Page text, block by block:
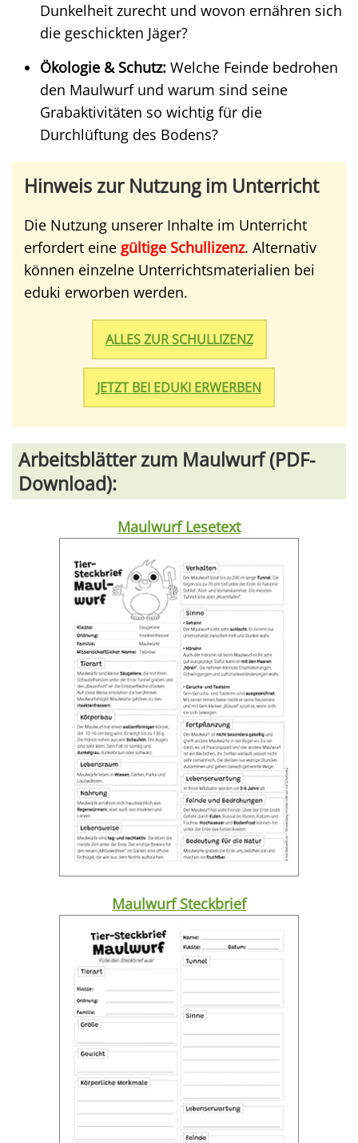
Dunkelheit zurecht und wovon ernähren sich
die geschickten Jäger?
Ökologie & Schutz: Welche Feinde bedrohen
den Maulwurf und warum sind seine
Grabaktivitäten so wichtig für die
Durchlüftung des Bodens?
Hinweis zur Nutzung im Unterricht
Die Nutzung unserer Inhalte im Unterricht
erfordert eine gültige Schullizenz. Alternativ
können einzelne Unterrichtsmaterialien bei
eduki erworben werden.
ALLES ZUR SCHULLIZENZ
JETZT BEI EDUKI ERWERBEN
Arbeitsblätter zum Maulwurf (PDF-
Download):
Maulwurf Lesetext
Maulwurf Steckbrief